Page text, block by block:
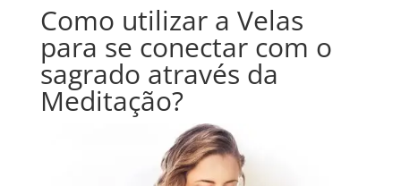
Como utilizar a Velas
para se conectar com o
sagrado através da
Meditação?